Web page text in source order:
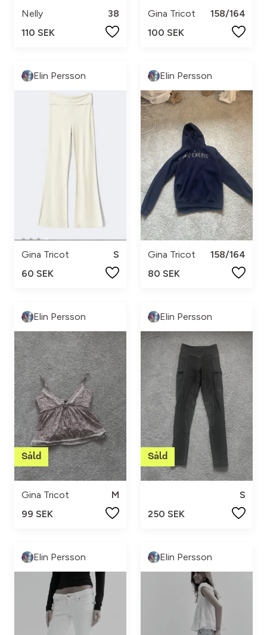
Nelly
38
110 SEK
Gina Tricot
158/164
100 SEK
Elin Persson
Gina Tricot
S
60 SEK
Elin Persson
Gina Tricot
158/164
80 SEK
Elin Persson
Gina Tricot
M
99 SEK
Elin Persson
S
250 SEK
Elin Persson Elin Persson